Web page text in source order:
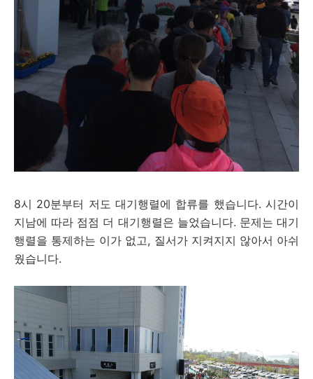
8시 20분부터 저도 대기행렬에 합류를 했습니다. 시간이
지남에 따라 점점 더 대기행렬은 늘었습니다. 문제는 대기
행렬을 통제하는 이가 없고, 질서가 지켜지지 않아서 아쉬
웠습니다.